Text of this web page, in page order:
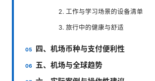
2. 工作与学习场景的设备清单
3. 旅行中的健康与舒适
四、机场币种与支付便利性
五、机场与全球趋势